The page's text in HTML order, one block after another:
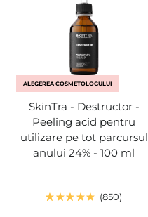
ALEGEREA COSMETOLOGULUI
SkinTra - Destructor -
Peeling acid pentru
utilizare pe tot parcursul
anului 24% - 100 ml
850